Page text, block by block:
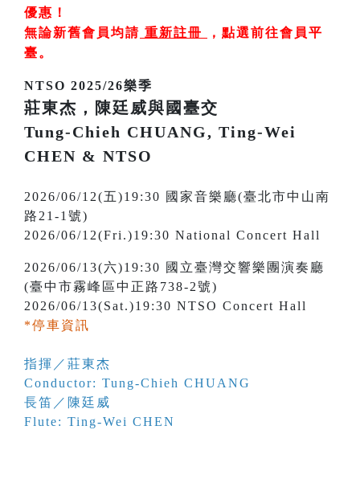
優惠！
無論新舊會員均請 重新註冊 ， 點選前往會員平
臺。
NTSO 2025/26樂季
莊東杰，陳廷威與國臺交
Tung-Chieh CHUANG, Ting-Wei
CHEN & NTSO
2026/06/12(五)19:30 國家音樂廳(臺北市中山南
路21-1號)
2026/06/12(Fri.)19:30 National Concert Hall
2026/06/13(六)19:30 國立臺灣交響樂團演奏廳
(臺中市霧峰區中正路738-2號)
2026/06/13(Sat.)19:30 NTSO Concert Hall
*停車資訊
指揮／莊東杰
Conductor: Tung-Chieh CHUANG
長笛／陳廷威
Flute: Ting-Wei CHEN